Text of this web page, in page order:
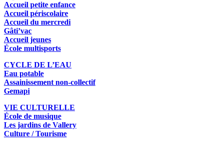
Accueil petite enfance
Accueil périscolaire
Accueil du mercredi
Gâti’vac
Accueil jeunes
École multisports
CYCLE DE L’EAU
Eau potable
Assainissement non-collectif
Gemapi
VIE CULTURELLE
École de musique
Les jardins de Vallery
Culture / Tourisme